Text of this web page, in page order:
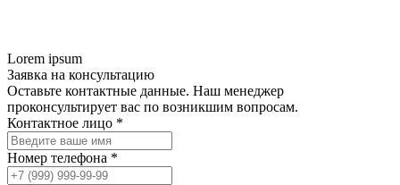
Lorem ipsum
Заявка на консультацию
Оставьте контактные данные. Наш менеджер
проконсультирует вас по возникшим вопросам.
Контактное лицо *
Номер телефона *